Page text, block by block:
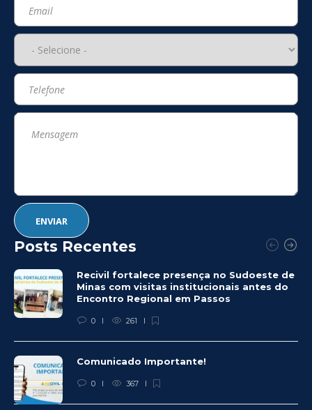
Posts Recentes
Recivil fortalece presença no Sudoeste de
Minas com visitas institucionais antes do
Encontro Regional em Passos
0 261
Comunicado Importante!
0 367